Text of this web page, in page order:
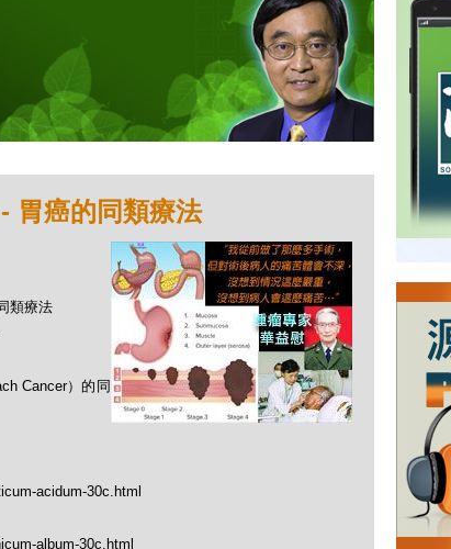
胃癌的同類療法
類療法
Cancer）的同
acidum-30c.html
album-30c.html